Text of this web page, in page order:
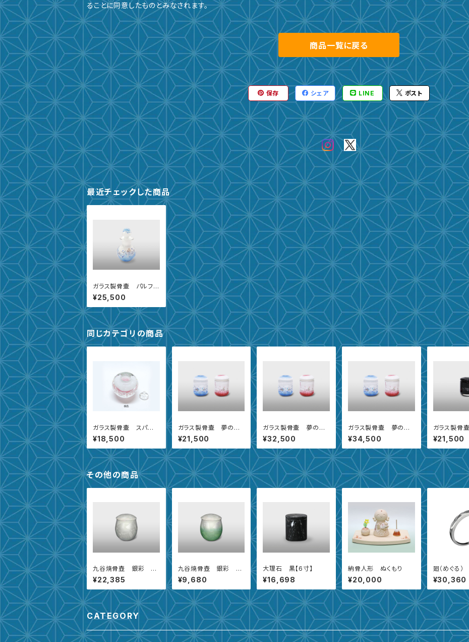
ることに同意したものとみなされます。
商品一覧に戻る
保存 シェア LINE ポスト
最近チェックした商品
ガラス製骨壷 パルファ
ン
¥25,500
同じカテゴリの商品
ガラス製骨壷 スパー
クリングアップル
¥18,500
ガラス製骨壷 夢の景
色 小
¥21,500
ガラス製骨壷 夢の景
色 中
¥32,500
ガラス製骨壷 夢の景
色 大
¥34,500
ガラス製骨
色 紫紺 小
¥21,500
その他の商品
九谷焼骨壺 銀彩 雪
【5寸】
¥22,385
九谷焼骨壺 銀彩 葉
【2.3寸】
¥9,680
大理石 黒【6寸】
¥16,698
納骨人形 ぬくもり
¥20,000
廻（めぐる）
¥30,360
CATEGORY